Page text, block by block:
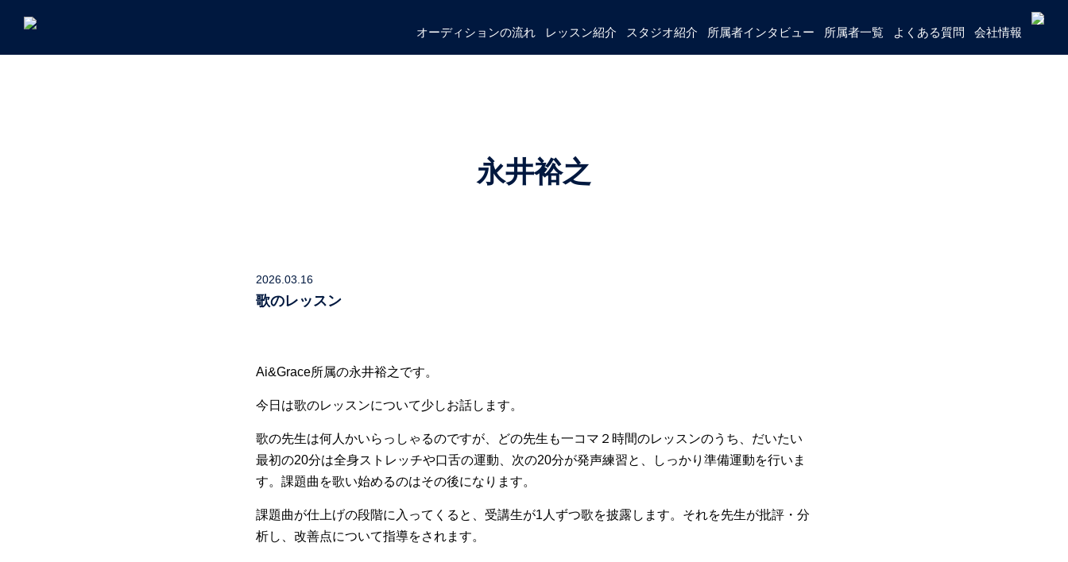
オーディションの流れ レッスン紹介 スタジオ紹介 所属者インタビュー 所属者一覧 よくある質問 会社情報
永井裕之
2026.03.16
歌のレッスン
Ai&Grace所属の永井裕之です。
今日は歌のレッスンについて少しお話します。
歌の先生は何人かいらっしゃるのですが、どの先生も一コマ２時間のレッスンのうち、だいたい
最初の20分は全身ストレッチや口舌の運動、次の20分が発声練習と、しっかり準備運動を行いま
す。課題曲を歌い始めるのはその後になります。
課題曲が仕上げの段階に入ってくると、受講生が1人ずつ歌を披露します。それを先生が批評・分
析し、改善点について指導をされます。